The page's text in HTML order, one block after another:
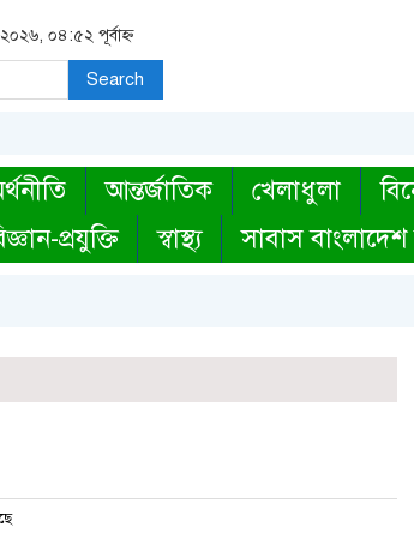
০৪:৫২ পূর্বাহ্ন
Search
আন্তর্জাতিক খেলাধুলা
প্রযুক্তি স্বাস্থ্য সাবাস